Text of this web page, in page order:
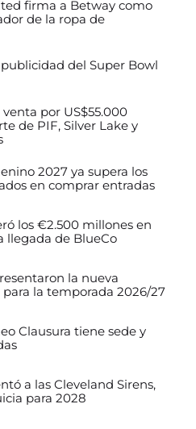
firma a Betway como
de la ropa de
del Super Bowl
por US$55.000
de PIF, Silver Lake y
2027 ya supera los
en comprar entradas
los €2.500 millones en
llegada de BlueCo
la nueva
la temporada 2026/27
Clausura tiene sede y
a las Cleveland Sirens,
para 2028